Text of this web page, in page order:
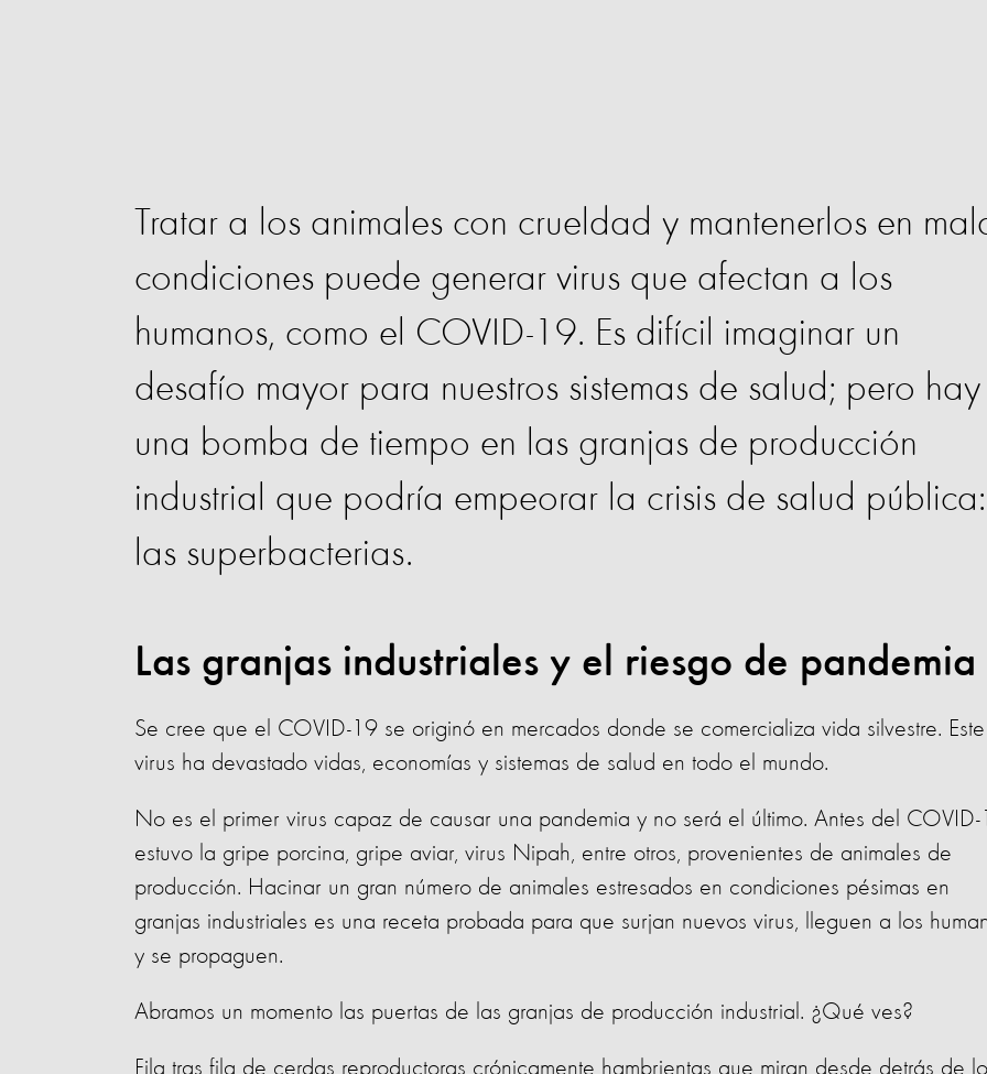
Tratar a los animales con crueldad y mantenerlos en
condiciones puede generar virus que afectan a los
humanos, como el COVID-19. Es difícil imaginar un
desafío mayor para nuestros sistemas de salud; pero hay
una bomba de tiempo en las granjas de producción
industrial que podría empeorar la crisis de salud pública:
las superbacterias.
Las granjas industriales y el riesgo de pandemia
Se cree que el COVID-19 se originó en mercados donde se comercializa vida silvestre. Este
virus ha devastado vidas, economías y sistemas de salud en todo el mundo.
No es el primer virus capaz de causar una pandemia y no será el último. Antes del COVID-
estuvo la gripe porcina, gripe aviar, virus Nipah, entre otros, provenientes de animales de
producción. Hacinar un gran número de animales estresados en condiciones pésimas en
granjas industriales es una receta probada para que surjan nuevos virus, lleguen a los
y se propaguen.
Abramos un momento las puertas de las granjas de producción industrial. ¿Qué ves?
Fila tras fila de cerdas reproductoras crónicamente hambrientas que miran desde detrás de